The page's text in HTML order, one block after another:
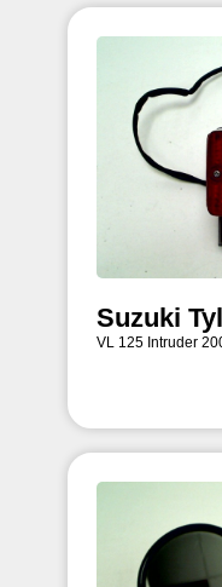
Suzuki
VL 125 Intruder